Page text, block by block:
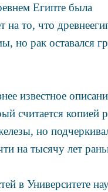
Египте была
то, что
но рак оставался
известное
считается копией
но
на тысячу лет
в Университете